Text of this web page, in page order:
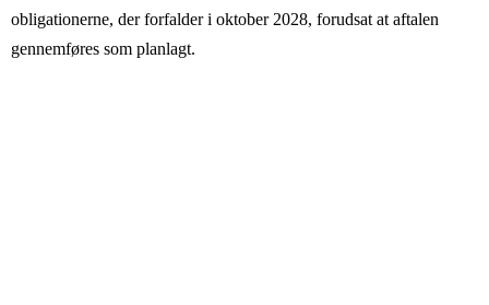
obligationerne, der forfalder i oktober 2028, forudsat at aftalen
gennemføres som planlagt.